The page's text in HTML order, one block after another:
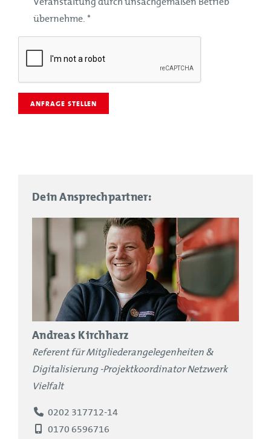
übernehme. *
ANFRAGE STELLEN
Dein Ansprechpartner:
Andreas Kirchharz
Referent für Mitgliederangelegenheiten &
Digitalisierung -Projektkoordinator Netzwerk
Vielfalt
0202 317712-14Telefon
0170 6596716